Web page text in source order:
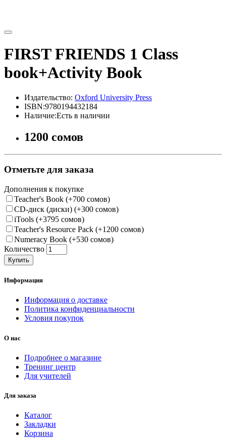
FIRST FRIENDS 1 Class
book+Activity Book
Издательство: Oxford University Press
ISBN:9780194432184
Наличие:Есть в наличии
1200 сомов
Отметьте для заказа
Дополнения к покупке
Teacher's Book (+700 сомов)
CD-диск (диски) (+300 сомов)
iTools (+3795 сомов)
Teacher's Resource Pack (+1200 сомов)
Numeracy Book (+530 сомов)
Количество
Купить
Информация
Информация о доставке
Политика конфиденциальности
Условия покупок
О нас
Подробнее о магазине
Тренинг центр
Для учителей
Для заказа
Каталог
Закладки
Корзина